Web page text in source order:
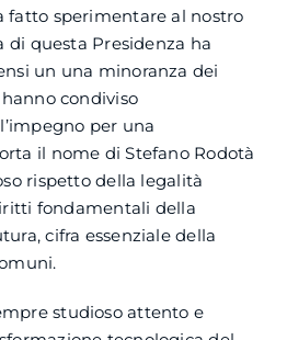
fatto sperimentare al nostro
di questa Presidenza ha
un una minoranza dei
condiviso
per una
il nome di Stefano Rodotà
rispetto della legalità
fondamentali della
cifra essenziale della
studioso attento e